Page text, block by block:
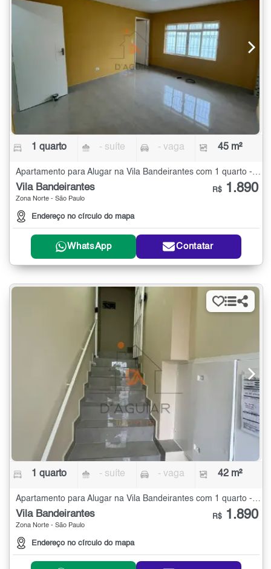
1 quarto - suíte - vaga 45 m²
Vila Bandeirantes
Zona Norte - São Paulo
Endereço no círculo do mapa
R$ 1.890
WhatsApp Contatar
1 quarto - suíte - vaga 42 m²
Apartamento para Alugar na Vila Bandeirantes com 1 quarto - 42 m²
Vila Bandeirantes
Zona Norte - São Paulo
Endereço no círculo do mapa
R$ 1.890